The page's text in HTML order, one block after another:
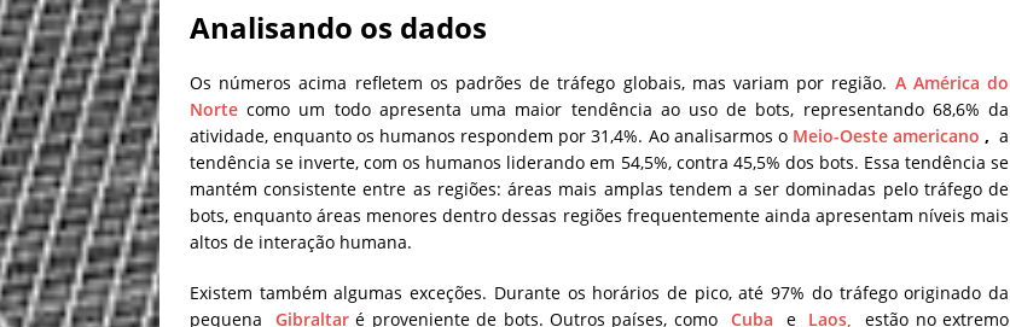
Analisando os dados
Os números acima refletem os padrões de tráfego globais, mas variam por região. A América do
Norte como um todo apresenta uma maior tendência ao uso de bots, representando 68,6% da
atividade, enquanto os humanos respondem por 31,4%. Ao analisarmos o Meio-Oeste americano , a
tendência se inverte, com os humanos liderando em 54,5%, contra 45,5% dos bots. Essa tendência se
mantém consistente entre as regiões: áreas mais amplas tendem a ser dominadas pelo tráfego de
bots, enquanto áreas menores dentro dessas regiões frequentemente ainda apresentam níveis mais
altos de interação humana.
Existem também algumas exceções. Durante os horários de pico, até 97% do tráfego originado da
pequena Gibraltaré proveniente de bots. Outros países, como Cuba e Laos, estão no extremo